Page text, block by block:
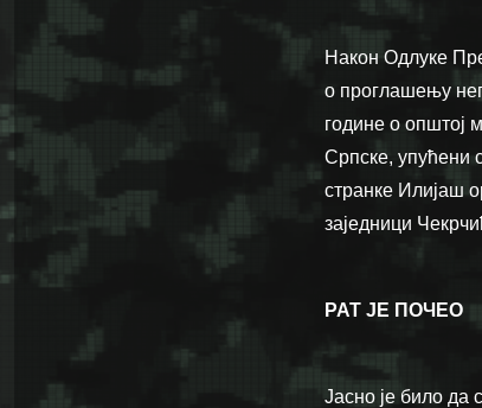
Након Одлуке
о проглашењу
године о општој
Српске, упућени
странке Илијаш
заједници
РАТ ЈЕ ПОЧЕО
Јасно је било да